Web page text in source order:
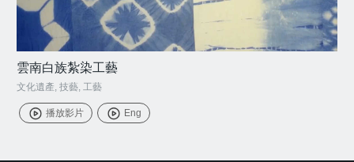
雲南白族紮染工藝
文化遺產, 技藝, 工藝
播放影片 Eng